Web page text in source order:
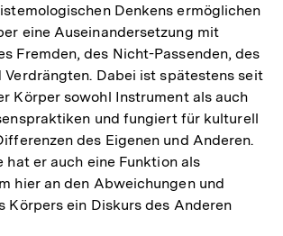
Denkens ermöglichen
eine Auseinandersetzung mit
Fremden, des Nicht-Passenden, des
Verdrängten. Dabei ist spätestens seit
Körper sowohl Instrument als auch
und fungiert für kulturell
des Eigenen und Anderen.
hat er auch eine Funktion als
hier an den Abweichungen und
Körpers ein Diskurs des Anderen